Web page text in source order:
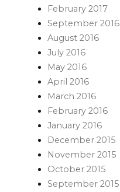
February 2017
September 2016
August 2016
July 2016
May 2016
April 2016
March 2016
February 2016
January 2016
December 2015
November 2015
October 2015
September 2015